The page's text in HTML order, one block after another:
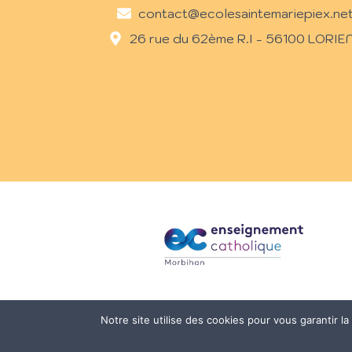
26 rue du 62ème R.I - 56100
©
Notre site utilise des cookies pour vous garantir